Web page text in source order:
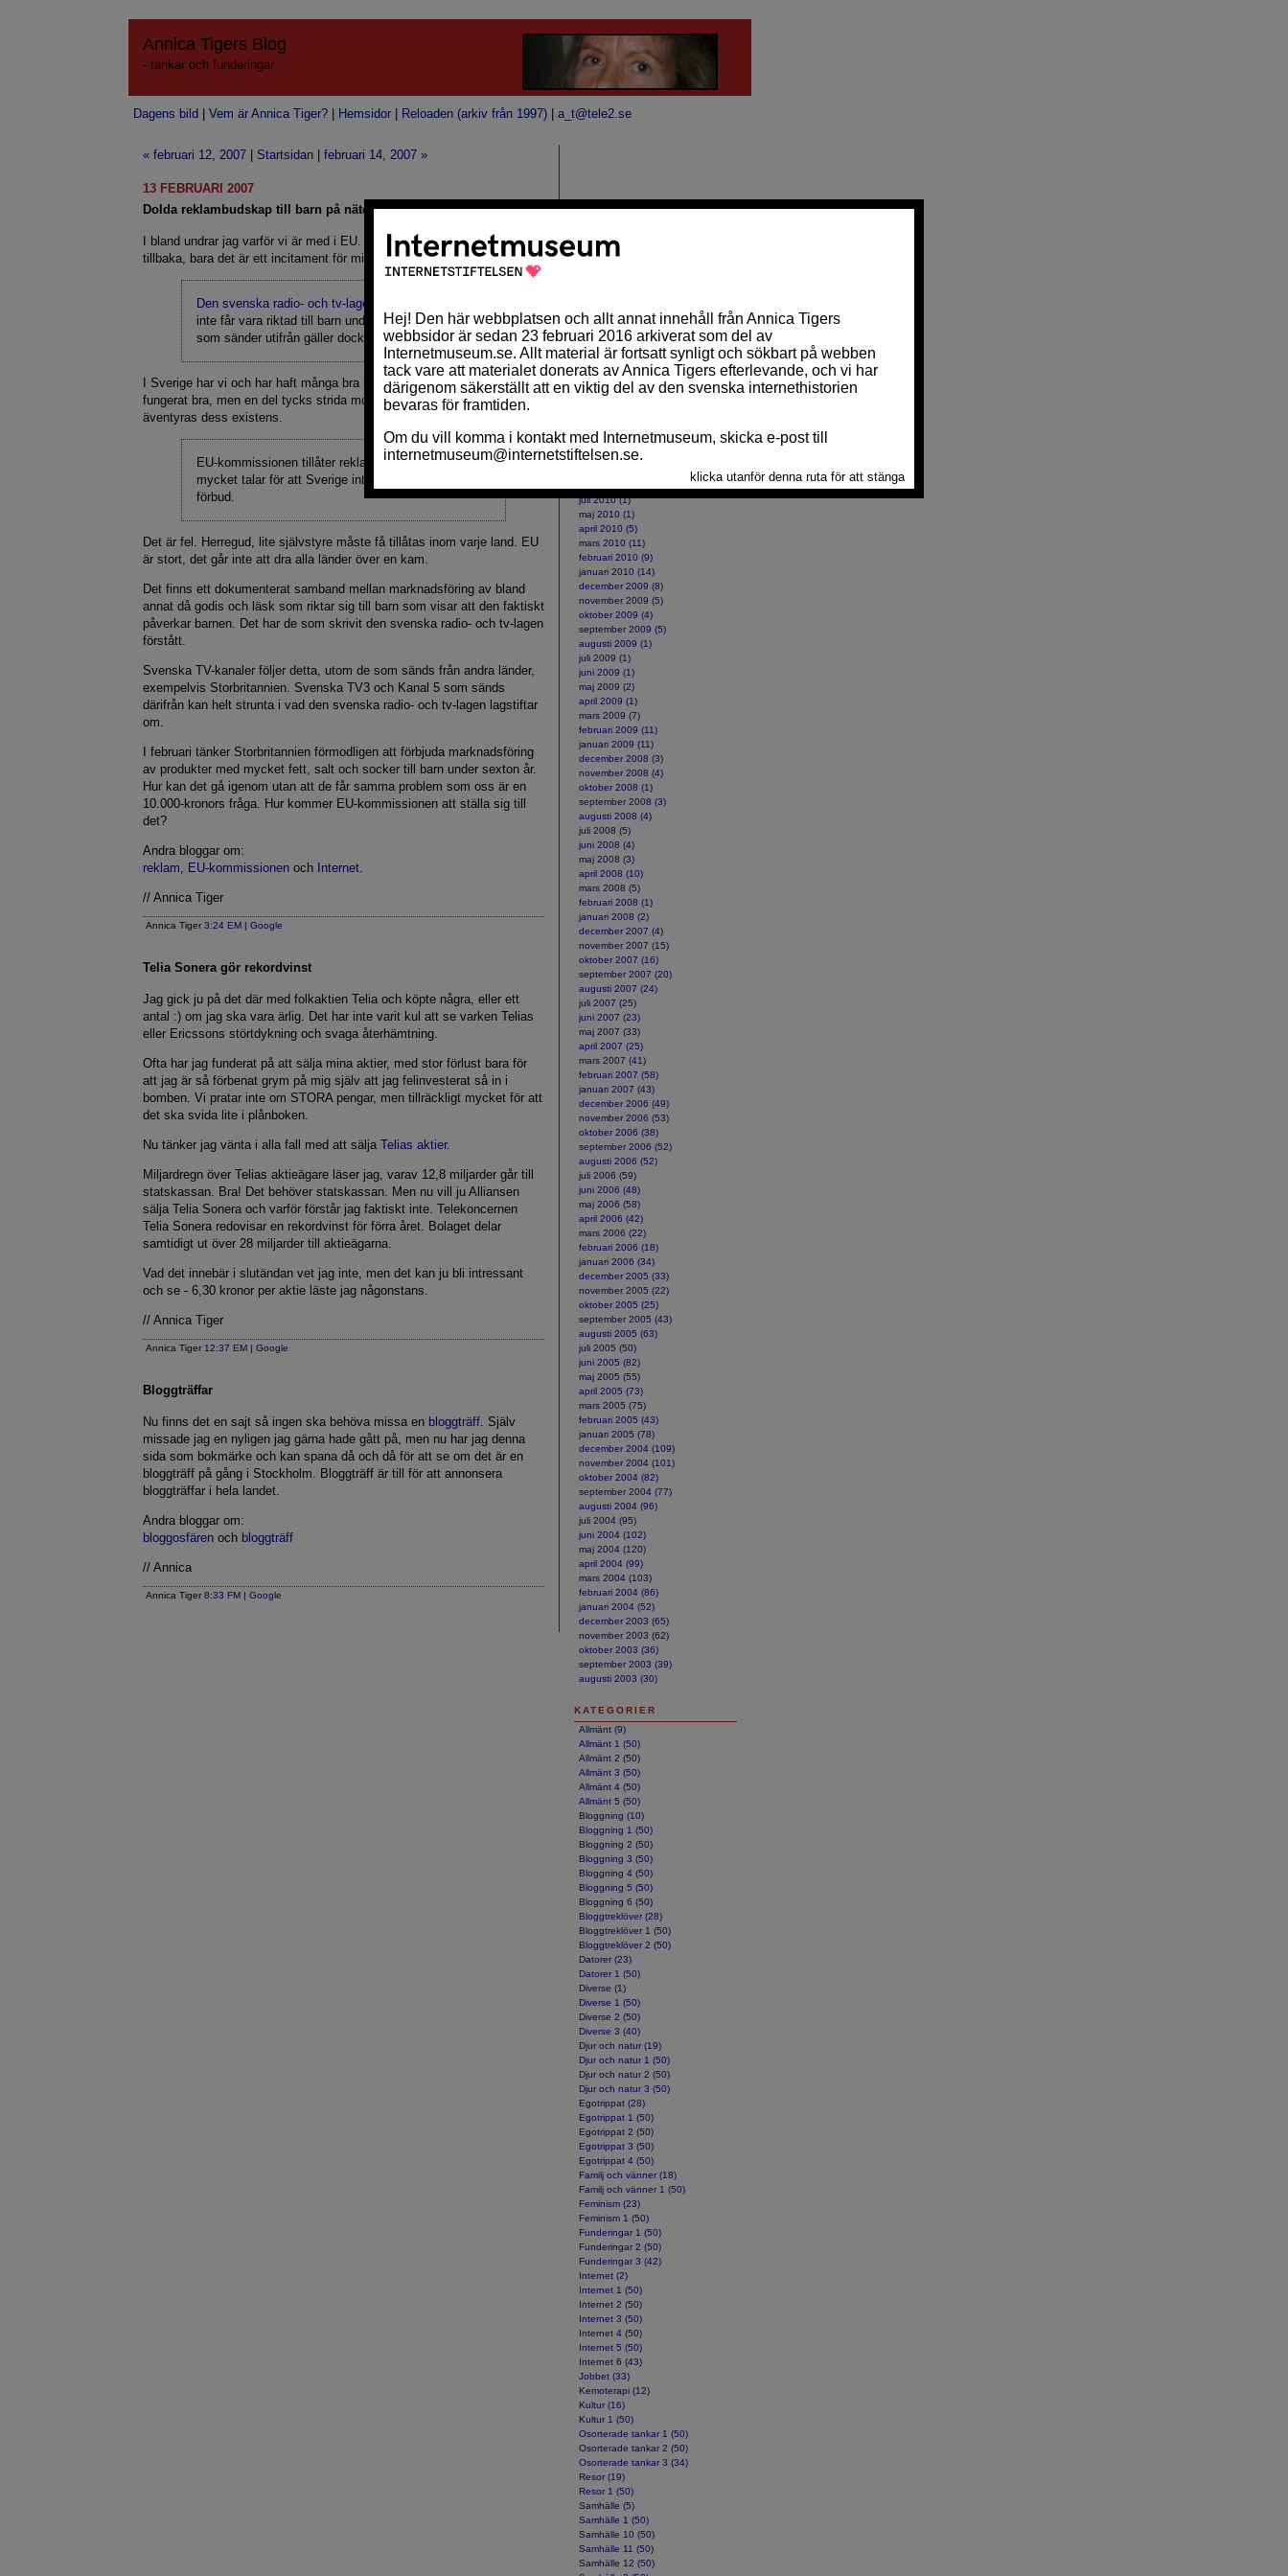
Annica Tigers Blog
- tankar och funderingar
Dagens bild |Vem är Annica Tiger? Hemsidor Reloaden (arkiv från 1997) |a_t@tele2.se
« februari 12, 2007 Startsidan |februari 14, 2007 »
13 FEBRUARI 2007
Dolda reklambudskap till barn på nätet
I bland undrar jag varför vi är med i EU. Vi betalar mer än vad vi får
tillbaka, bara det är ett incitament för mig att ifrågasätta medlemskapet.
Den svenska radio- och tv-lagen
inte får vara riktad till barn under tolv år. För kanaler
som sänder utifrån gäller dock sändarlandets regler.
I Sverige har vi och har haft många bra lagar som fungerar och har
fungerat bra, men en del tycks strida mot EU:s direktiv och det kan
äventyras dess existens.
EU-kommissionen tillåter reklam till barn, och
mycket talar för att Sverige inte får behålla sitt
förbud.
Det är fel. Herregud, lite självstyre måste få tillåtas inom varje land. EU
är stort, det går inte att dra alla länder över en kam.
Det finns ett dokumenterat samband mellan marknadsföring av bland
annat då godis och läsk som riktar sig till barn som visar att den faktiskt
påverkar barnen. Det har de som skrivit den svenska radio- och tv-lagen
förstått.
Svenska TV-kanaler följer detta, utom de som sänds från andra länder,
exempelvis Storbritannien. Svenska TV3 och Kanal 5 som sänds
därifrån kan helt strunta i vad den svenska radio- och tv-lagen lagstiftar
om.
I februari tänker Storbritannien förmodligen att förbjuda marknadsföring
av produkter med mycket fett, salt och socker till barn under sexton år.
Hur kan det gå igenom utan att de får samma problem som oss är en
10.000-kronors fråga. Hur kommer EU-kommissionen att ställa sig till
det?
Andra bloggar om:
reklam, EU-kommissionen och Internet.
// Annica Tiger
Annica Tiger3:24 EM |Google
Telia Sonera gör rekordvinst
Jag gick ju på det där med folkaktien Telia och köpte några, eller ett
antal :) om jag ska vara ärlig. Det har inte varit kul att se varken Telias
eller Ericssons störtdykning och svaga återhämtning.
Ofta har jag funderat på att sälja mina aktier, med stor förlust bara för
att jag är så förbenat grym på mig själv att jag felinvesterat så in i
bomben. Vi pratar inte om STORA pengar, men tillräckligt mycket för att
det ska svida lite i plånboken.
Nu tänker jag vänta i alla fall med att säljaTelias aktier.
Miljardregn över Telias aktieägare läser jag, varav 12,8 miljarder går till
statskassan. Bra! Det behöver statskassan. Men nu vill ju Alliansen
sälja Telia Sonera och varför förstår jag faktiskt inte. Telekoncernen
Telia Sonera redovisar en rekordvinst för förra året. Bolaget delar
samtidigt ut över 28 miljarder till aktieägarna.
Vad det innebär i slutändan vet jag inte, men det kan ju bli intressant
och se - 6,30 kronor per aktie läste jag någonstans.
// Annica Tiger
Annica Tiger 12:37 EM |Google
Bloggträffar
Nu finns det en sajt så ingen ska behöva missa en bloggträff. Själv
missade jag en nyligen jag gärna hade gått på, men nu har jag denna
sida som bokmärke och kan spana då och då för att se om det är en
bloggträff på gång i Stockholm. Bloggträff är till för att annonsera
bloggträffar i hela landet.
Andra bloggar om:
bloggosfären och bloggträff
// Annica
Annica Tiger8:33 FM |Google
Sön
Mån Ons Fre
Lör
1
2
3
4
5 6 7 8 9
10
11
12 13 14 15 16
17
18
19 20 21 22 23
24
25
26 27 28
ARKIV
oktober 2010 (2)
juli 2010 (1)
maj 2010 (1)
april 2010 (5)
mars 2010 (11)
februari 2010 (9)
januari 2010 (14)
december 2009 (8)
november 2009 (5)
oktober 2009 (4)
september 2009 (5)
augusti 2009 (1)
juli 2009 (1)
juni 2009 (1)
maj 2009 (2)
april 2009 (1)
mars 2009 (7)
februari 2009 (11)
januari 2009 (11)
december 2008 (3)
november 2008 (4)
oktober 2008 (1)
september 2008 (3)
augusti 2008 (4)
juli 2008 (5)
juni 2008 (4)
maj 2008 (3)
april 2008 (10)
mars 2008 (5)
februari 2008 (1)
januari 2008 (2)
december 2007 (4)
november 2007 (15)
oktober 2007 (16)
september 2007 (20)
augusti 2007 (24)
juli 2007 (25)
juni 2007 (23)
maj 2007 (33)
april 2007 (25)
mars 2007 (41)
februari 2007 (58)
januari 2007 (43)
december 2006 (49)
november 2006 (53)
oktober 2006 (38)
september 2006 (52)
augusti 2006 (52)
juli 2006 (59)
juni 2006 (48)
maj 2006 (58)
april 2006 (42)
mars 2006 (22)
februari 2006 (18)
januari 2006 (34)
december 2005 (33)
november 2005 (22)
oktober 2005 (25)
september 2005 (43)
augusti 2005 (63)
juli 2005 (50)
juni 2005 (82)
maj 2005 (55)
april 2005 (73)
mars 2005 (75)
februari 2005 (43)
januari 2005 (78)
december 2004 (109)
november 2004 (101)
oktober 2004 (82)
september 2004 (77)
augusti 2004 (96)
juli 2004 (95)
juni 2004 (102)
maj 2004 (120)
april 2004 (99)
mars 2004 (103)
februari 2004 (86)
januari 2004 (52)
december 2003 (65)
november 2003 (62)
oktober 2003 (36)
september 2003 (39)
augusti 2003 (30)
KATEGORIER
Allmänt (9)
Allmänt 1 (50)
Allmänt 2 (50)
Allmänt 3 (50)
Allmänt 4 (50)
Allmänt 5 (50)
Bloggning (10)
Bloggning 1 (50)
Bloggning 2 (50)
Bloggning 3 (50)
Bloggning 4 (50)
Bloggning 5 (50)
Bloggning 6 (50)
Bloggtreklöver (28)
Bloggtreklöver 1 (50)
Bloggtreklöver 2 (50)
Datorer (23)
Datorer 1 (50)
Diverse (1)
Diverse 1 (50)
Diverse 2 (50)
Diverse 3 (40)
Djur och natur (19)
Djur och natur 1 (50)
Djur och natur 2 (50)
Djur och natur 3 (50)
Egotrippat (28)
Egotrippat 1 (50)
Egotrippat 2 (50)
Egotrippat 3 (50)
Egotrippat 4 (50)
Familj och vänner (18)
Familj och vänner 1 (50)
Feminism (23)
Feminism 1 (50)
Funderingar 1 (50)
Funderingar 2 (50)
Funderingar 3 (42)
Internet (2)
Internet 1 (50)
Internet 2 (50)
Internet 3 (50)
Internet 4 (50)
Internet 5 (50)
Internet 6 (43)
Jobbet (33)
Kemoterapi (12)
Kultur (16)
Kultur 1 (50)
Osorterade tankar 1 (50)
Osorterade tankar 2 (50)
Osorterade tankar 3 (34)
Resor (19)
Resor 1 (50)
Samhälle (5)
Samhälle 1 (50)
Samhälle 10 (50)
Samhälle 11 (50)
Samhälle 12 (50)